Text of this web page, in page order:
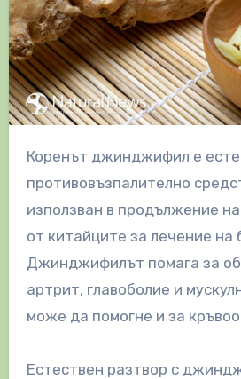
Коренът джинджифил е естествено
противовъзпалително
използван в продължение
от китайците за лечение на
Джинджифилът помага за
артрит, главоболие и
може да помогне и за
Естествен разтвор с